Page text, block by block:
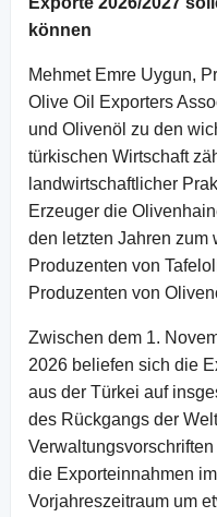
können
Mehmet Emre Uygun,
Olive Oil Exporters
und Olivenöl zu den
türkischen Wirtschaft
landwirtschaftlicher
Erzeuger die
den letzten Jahren zum
Produzenten von
Produzenten von
Zwischen dem 1.
2026 beliefen sich die
aus der Türkei auf
des Rückgangs der
die Exporteinnahmen
Vorjahreszeitraum um